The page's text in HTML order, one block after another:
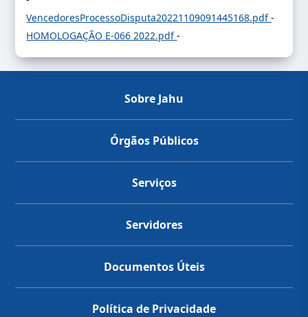
VencedoresProcessoDisputa20221109091445168.pdf-
HOMOLOGAÇÃO E-066 2022.pdf-
Sobre Jahu
Órgãos Públicos
Serviços
Servidores
Documentos Úteis
Política de Privacidade